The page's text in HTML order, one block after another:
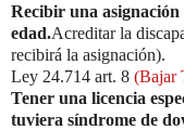
Recibir una
edad.Acreditar la
recibirá la asignación).
Ley 24.714 art. 8 (Bajar
Tener una licencia
tuviera síndrome de